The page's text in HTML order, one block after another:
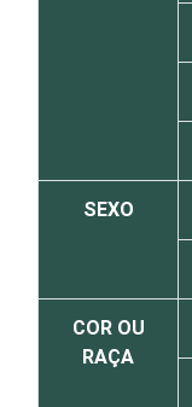
SEXO
COR OU
RAÇA